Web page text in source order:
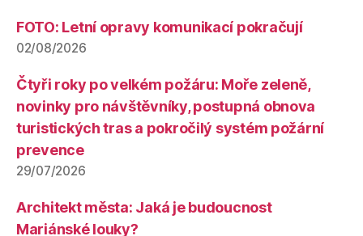
FOTO: Letní opravy komunikací pokračují
02/08/2026
Čtyři roky po velkém požáru: Moře zeleně,
novinky pro návštěvníky, postupná obnova
turistických tras a pokročilý systém požární
prevence
29/07/2026
Architekt města: Jaká je budoucnost
Mariánské louky?